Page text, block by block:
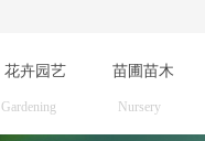
花卉园艺 苗圃苗木
Gardening Nursery